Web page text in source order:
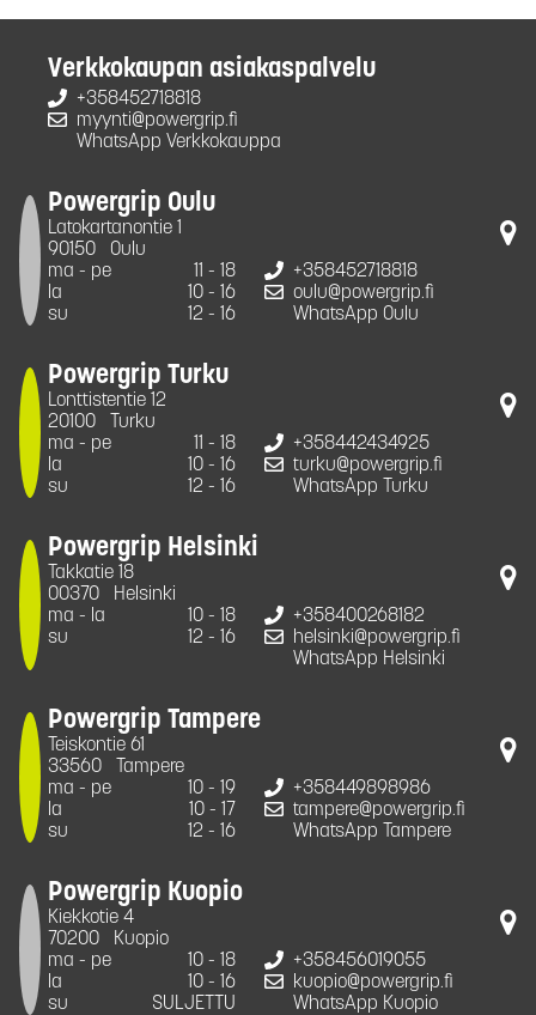
Verkkokaupan asiakaspalvelu
+358452718818
myynti@powergrip.fi
WhatsApp Verkkokauppa
Powergrip Oulu
Latokartanontie 1
90150
Oulu
ma - pe
11 - 18
la
10 - 16
su
12 - 16
+358452718818
oulu@powergrip.fi
WhatsApp Oulu
Powergrip Turku
Lonttistentie 12
20100
Turku
ma - pe
11 - 18
la
10 - 16
su
12 - 16
+358442434925
turku@powergrip.fi
WhatsApp Turku
Powergrip Helsinki
Takkatie 18
00370
Helsinki
ma - la
10 - 18
su
12 - 16
+358400268182
helsinki@powergrip.fi
WhatsApp Helsinki
Powergrip Tampere
Teiskontie 61
33560
Tampere
ma - pe
10 - 19
la
10 - 17
su
12 - 16
+358449898986
tampere@powergrip.fi
WhatsApp Tampere
Powergrip Kuopio
Kiekkotie 4
70200
Kuopio
ma - pe
10 - 18
la
10 - 16
su
SULJETTU
+358456019055
kuopio@powergrip.fi
WhatsApp Kuopio